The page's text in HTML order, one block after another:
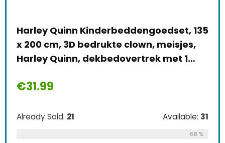
Harley Quinn Kinderbeddengoedset, 135
x 200 cm, 3D bedrukte clown, meisjes,
Harley Quinn, dekbedovertrek met 1…
€31.99
Already Sold: 21 Available: 31
68 %